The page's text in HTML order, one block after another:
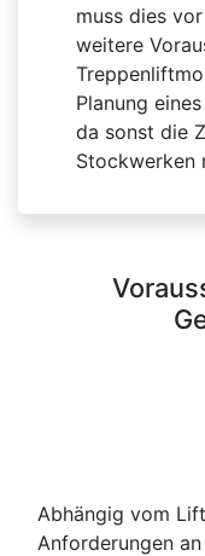
muss dies
weitere
Planung
da sonst die
Stockwerken
Abhängig vom
Anforderungen